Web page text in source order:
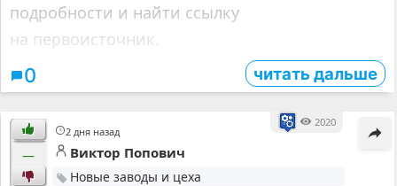
подробности и найти ссылку
на первоисточник.
0 читать дальше
2 дня назад
2020
— Виктор Попович
Новые заводы и цеха